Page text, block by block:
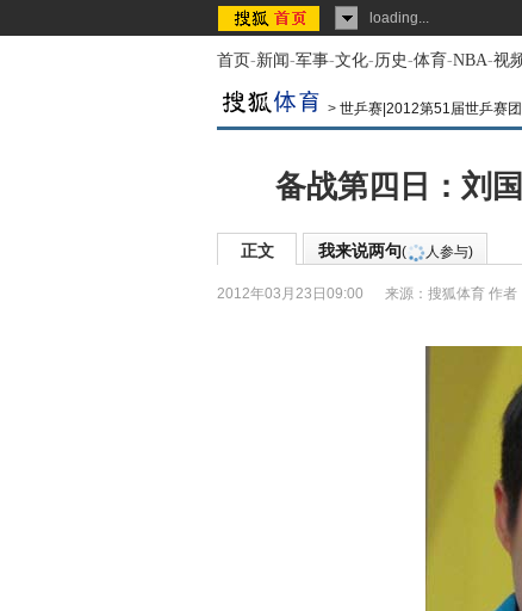
loading...
首页-新闻-军事-文化-历史-体育-NBA-视
> 世乒赛|2012第51届世乒赛
备战第四日：刘
正文 我来说两句( 人参与)
2012年03月23日09:00 来源： 搜狐体育 作者